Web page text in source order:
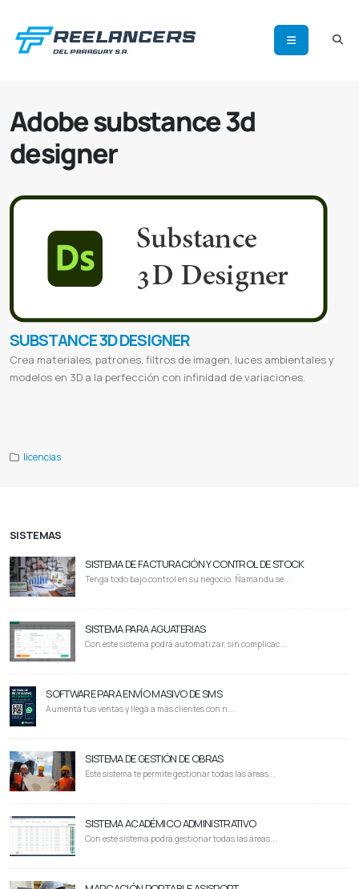
Adobe substance 3d
designer
SUBSTANCE 3D DESIGNER
Crea materiales, patrones, filtros de imagen, luces ambientales y
modelos en 3D a la perfección con infinidad de variaciones.
licencias
SISTEMAS
SISTEMA DE FACTURACIÓN Y CONTROL DE STOCK
Tenga todo bajo control en su negocio. Ñamandu se...
SISTEMA PARA AGUATERIAS
Con este sistema podrá automatizar, sin complicac...
SOFTWARE PARA ENVÍO MASIVO DE SMS
Aumentá tus ventas y llegá a más clientes con n...
SISTEMA DE GESTIÓN DE OBRAS
Este sistema te permite gestionar todas las áreas...
SISTEMA ACADÉMICO ADMINISTRATIVO
Con este sistema podrá gestionar todas las áreas...